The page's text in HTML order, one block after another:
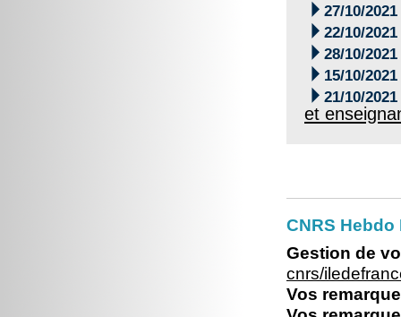
 27/10/2021
 22/10/2021
 28/10/2021
 15/10/2021
 21/10/2021
et
CNRS
Gestion de
cnrs/
Vos